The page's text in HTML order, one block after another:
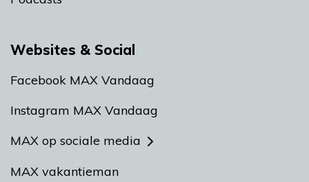
Websites & Social
Facebook MAX Vandaag
Instagram MAX Vandaag
MAX op sociale media
MAX vakantieman